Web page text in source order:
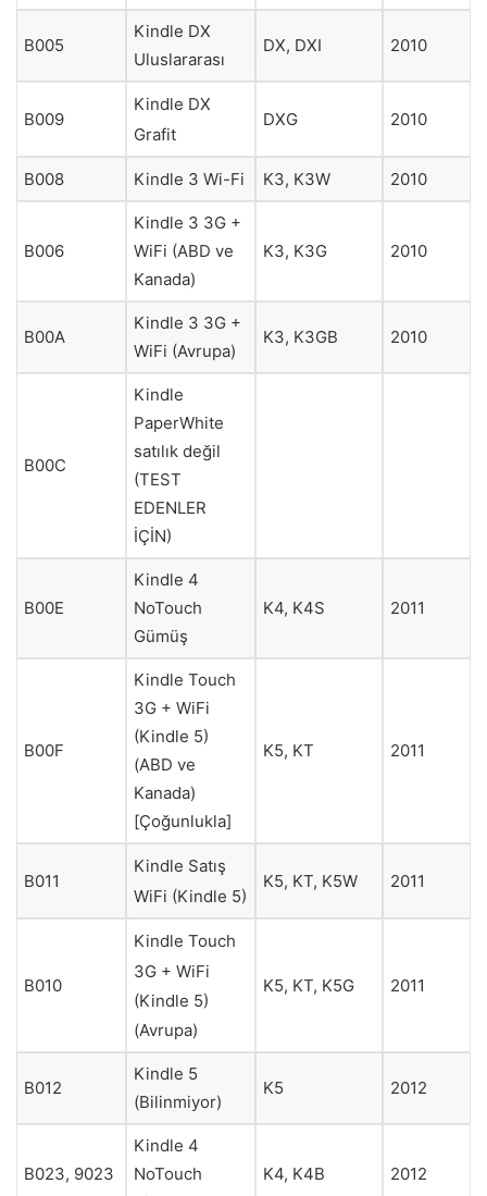
B005
Kindle DX
Uluslararası
DX, DXI 2010
B009
Kindle DX
Grafit
DXG 2010
B008 Kindle 3 Wi-Fi K3, K3W 2010
B006
Kindle 3 3G +
WiFi (ABD ve
Kanada)
K3, K3G 2010
B00A
Kindle 3 3G +
WiFi (Avrupa)
K3, K3GB 2010
B00C
Kindle
PaperWhite
satılık değil
(TEST
EDENLER
İÇİN)
B00E
Kindle 4
NoTouch
Gümüş
K4, K4S 2011
B00F
Kindle Touch
3G + WiFi
(Kindle 5)
(ABD ve
Kanada)
[Çoğunlukla]
K5, KT 2011
B011
Kindle Satış
WiFi (Kindle 5)
K5, KT, K5W 2011
B010
Kindle Touch
3G + WiFi
(Kindle 5)
(Avrupa)
K5, KT, K5G 2011
B012
Kindle 5
(Bilinmiyor)
K5 2012
B023, 9023
Kindle 4
NoTouch
K4, K4B 2012